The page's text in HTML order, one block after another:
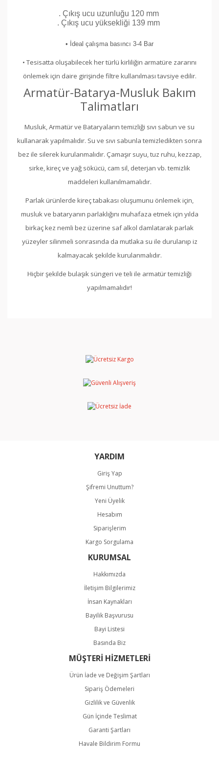
. Çıkış ucu uzunluğu 120 mm
. Çıkış ucu yüksekliği 139 mm
• İdeal çalışma basıncı 3-4 Bar
• Tesisatta oluşabilecek her türlü kirliliğin armatüre zararını
önlemek için daire girişinde filtre kullanılması tavsiye edilir.
Armatür-Batarya-Musluk Bakım
Talimatları
Musluk, Armatür ve Bataryaların temizliği sıvı sabun ve su
kullanarak yapılmalıdır. Su ve sıvı sabunla temizledikten sonra
bez ile silerek kurulanmalıdır. Çamaşır suyu, tuz ruhu, kezzap,
sirke, kireç ve yağ sökücü, cam sil, deterjan vb. temizlik
maddeleri kullanılmamalıdır.
Parlak ürünlerde kireç tabakası oluşumunu önlemek için,
musluk ve bataryanın parlaklığını muhafaza etmek için yılda
birkaç kez nemli bez üzerine saf alkol damlatarak parlak
yüzeyler silinmeli sonrasında da mutlaka su ile durulanıp iz
kalmayacak şekilde kurulanmalıdır.
Hiçbir şekilde bulaşık süngeri ve teli ile armatür temizliği
yapılmamalıdır!
Yorum Yaz
Ürün açıklamasında eksik bilgiler bulunuyor.
Gönder
YARDIM
Giriş Yap
Şifremi Unuttum?
Yeni Üyelik
Hesabım
Siparişlerim
Kargo Sorgulama
KURUMSAL
Hakkımızda
İletişim Bilgilerimiz
İnsan Kaynakları
Bayilik Başvurusu
Bayi Listesi
Basında Biz
MÜŞTERİ HİZMETLERİ
Ürün İade ve Değişim Şartları
Sipariş Ödemeleri
Gizlilik ve Güvenlik
Gün İçinde Teslimat
Garanti Şartları
Havale Bildirim Formu